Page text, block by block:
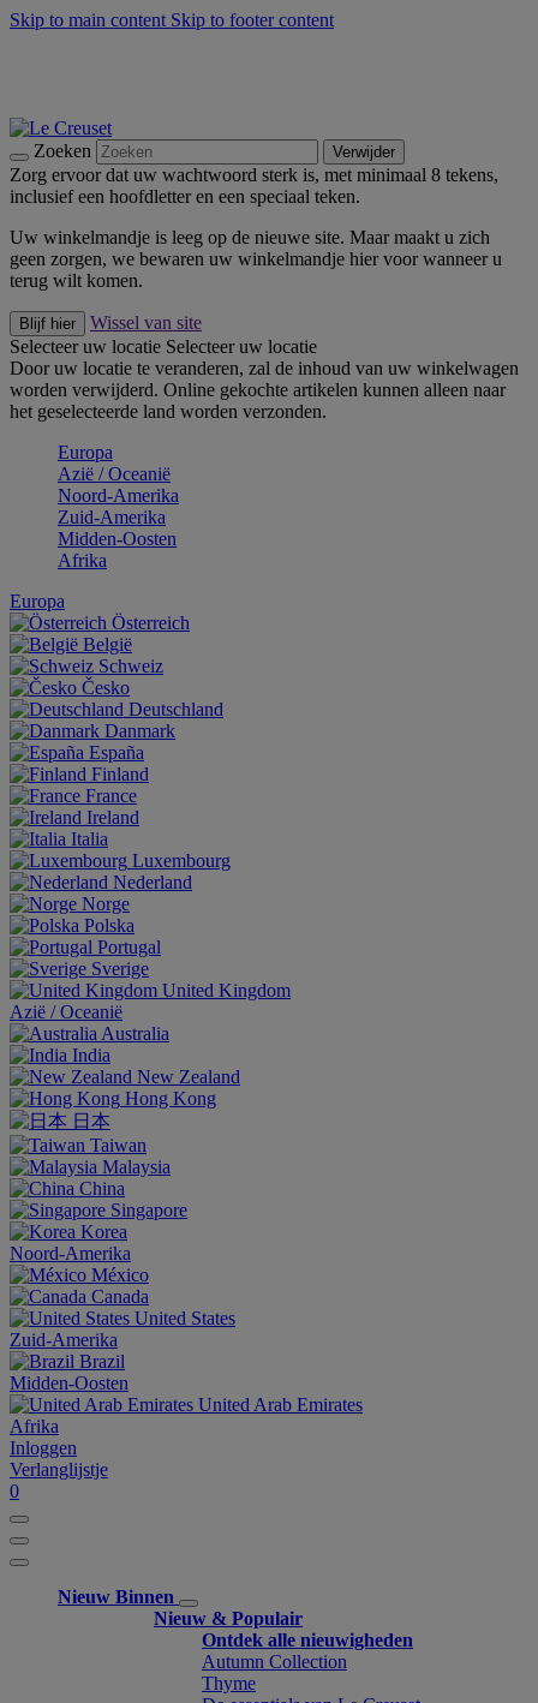
Skip to main content Skip to footer content
Zoeken Verwijder
Zorg ervoor dat uw wachtwoord sterk is, met minimaal 8 tekens,
inclusief een hoofdletter en een speciaal teken.
Uw winkelmandje is leeg op de nieuwe site. Maar maakt u zich
geen zorgen, we bewaren uw winkelmandje hier voor wanneer u
terug wilt komen.
Blijf hier
Wissel van site
Selecteer uw locatie Selecteer uw locatie
Door uw locatie te veranderen, zal de inhoud van uw winkelwagen
worden verwijderd. Online gekochte artikelen kunnen alleen naar
het geselecteerde land worden verzonden.
Europa
Aziё / Oceaniё
Noord-Amerika
Zuid-Amerika
Midden-Oosten
Afrika
Europa
Österreich
België
Schweiz
Česko
Deutschland
Danmark
España
Finland
France
Ireland
Italia
Luxembourg
Nederland
Norge
Polska
Portugal
Sverige
United Kingdom
Aziё / Oceaniё
Australia
India
New Zealand
Hong Kong
日本
Taiwan
Malaysia
China
Singapore
Korea
Noord-Amerika
México
Canada
United States
Zuid-Amerika
Brazil
Midden-Oosten
United Arab Emirates
Afrika
Inloggen
Verlanglijstje
0
Nieuw Binnen
Nieuw & Populair
Ontdek alle nieuwigheden
Autumn Collection
Thyme